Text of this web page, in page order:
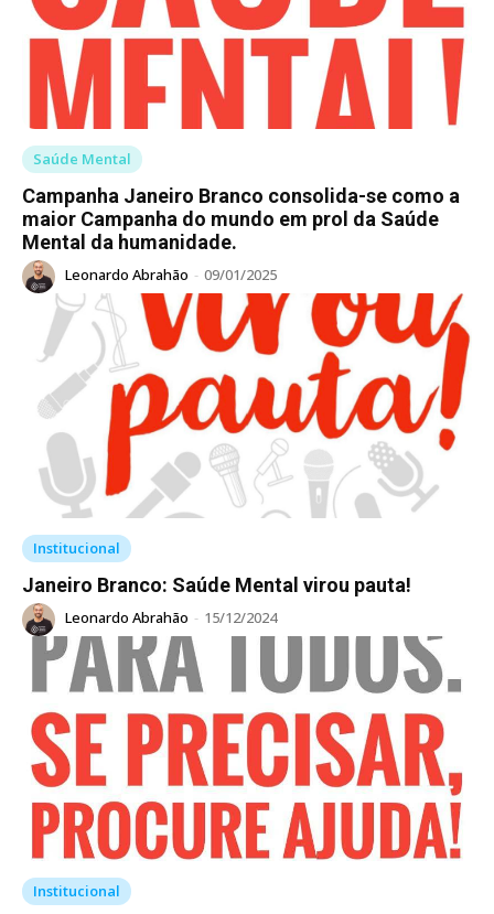
Saúde Mental
Campanha Janeiro Branco consolida-se como a
maior Campanha do mundo em prol da Saúde
Mental da humanidade.
Leonardo Abrahão - 09/01/2025
Institucional
Janeiro Branco: Saúde Mental virou pauta!
Leonardo Abrahão - 15/12/2024
Institucional